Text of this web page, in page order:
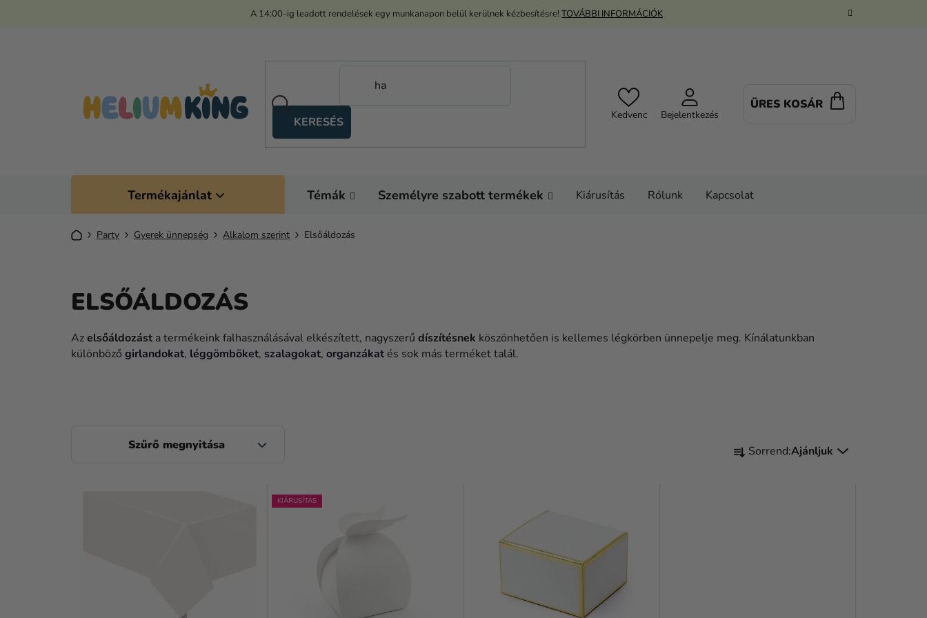
A 14:00-ig leadott rendelések egy munkanapon belül kerülnek kézbesítésre! TOVÁBBI INFORMÁCIÓK
KERESÉS Kedvenc Bejelentkezés
ÜRES KOSÁR
Termékajánlat Témák Személyre szabott termékek Kiárusítás Rólunk Kapcsolat
KezdőlapParty Gyerek ünnepség Alkalom szerint Elsőáldozás
ELSŐÁLDOZÁS
Azelsőáldozást a termékeink falhasználásával elkészített, nagyszerű díszítésnek köszönhetően is kellemes légkörben ünnepelje meg. Kínálatunkban
különböző girlandokat, léggömböket, szalagokat, organzákat és sok más terméket talál.
T Sorrend:Ajánljuk
KIÁRUSÍTÁS